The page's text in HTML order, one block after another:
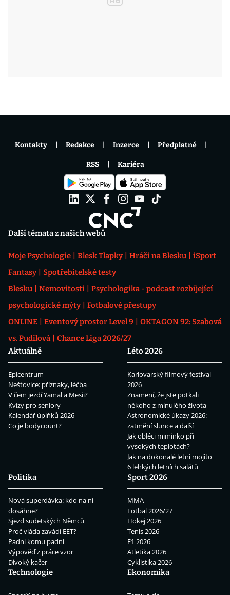
Další témata z našich webů
Moje Psychologie Blesk Tlapky Hráči na Blesku
iSport
Fantasy
Spotřebitelské testy
Blesku
Nemovitosti
Psychologika - podcast rozbíjející
psychologické mýty
Fotbalové přestupy
ONLINE
Eventový prostor Level 9
OKTAGON 92: Szabová
vs. Pudilová
Chance Liga 2026/27
Aktuálně
Epicentrum
Neštovice: příznaky, léčba
V čem jezdí Yamal a Mesii?
Kvízy pro seniory
Kalendář úplňků 2026
Co je bodycount?
Léto 2026
Karlovarský filmový festival
2026
Znamení, že jste potkali
někoho z minulého života
Astronomické úkazy 2026:
zatmění slunce a další
Jak obléci miminko při
vysokých teplotách?
Jak na dokonalé letní mojito
6 lehkých letních salátů
Politika
Nová superdávka: kdo na ní
dosáhne?
Sjezd sudetských Němců
Proč vláda zavádí EET?
Padni komu padni
Výpověď z práce vzor
Divoký kačer
Sport 2026
MMA
Fotbal 2026/27
Hokej 2026
Tenis 2026
F1 2026
Atletika 2026
Cyklistika 2026
Technologie
Ekonomika
Kontakty Redakce Inzerce Předplatné
RSS Kariéra